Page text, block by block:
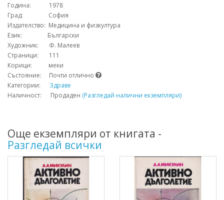
Година: 1978
Град: София
Издателство: Медицина и физкултура
Език: Български
Художник: Ф. Малеев
Страници: 111
Корици: меки
Състояние: Почти отлично
Категории: Здраве
Наличност: Продаден (Разгледай налични екземпляри)
Още екземпляри от книгата -
Разгледай всички